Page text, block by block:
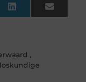
LinkedInEmail
,